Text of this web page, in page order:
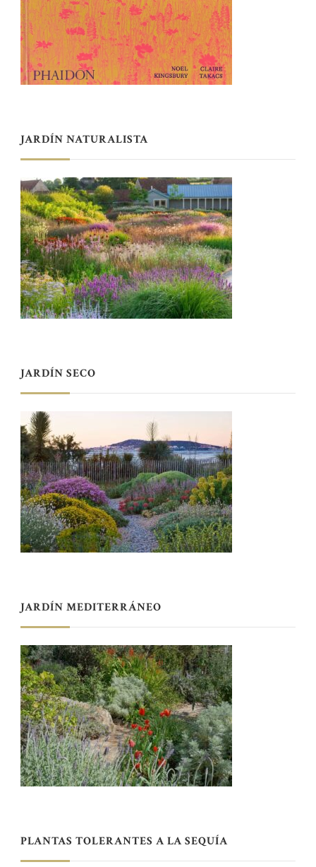
JARDÍN NATURALISTA
JARDÍN SECO
JARDÍN MEDITERRÁNEO
PLANTAS TOLERANTES A LA SEQUÍA